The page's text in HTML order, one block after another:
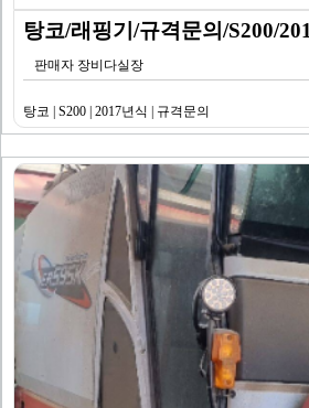
탕코/래핑기/규격문의/S200/
판매자 장비다실장
탕코 | S200 | 2017년식 | 규격문의